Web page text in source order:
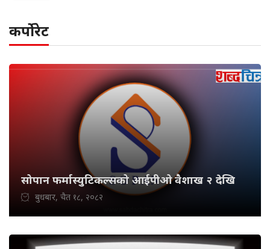
कर्पोरेट
सोपान फर्मास्युटिकल्सको आईपीओ वैशाख २ देखि
बुधबार, चैत १८, २०८२